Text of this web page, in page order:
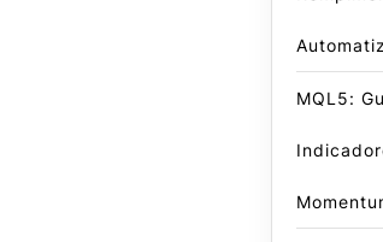
MQL5: